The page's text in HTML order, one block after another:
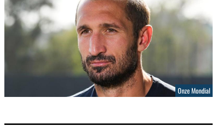
Onze Mondial